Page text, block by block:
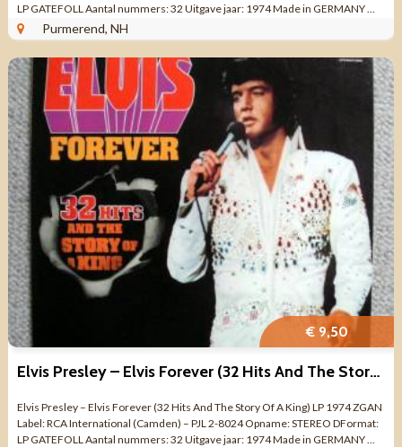
LP GATEFOLL Aantal nummers: 32 Uitgave jaar: 1974 Made in GERMANY ...
Purmerend, NH
€ 9,50
Elvis Presley – Elvis Forever (32 Hits And The Story Of A King)
Elvis Presley – Elvis Forever (32 Hits And The Story Of A King) LP 1974 ZGAN
Label: RCA International (Camden) – PJL 2-8024 Opname: STEREO DFormat:
LP GATEFOLL Aantal nummers: 32 Uitgave jaar: 1974 Made in GERMANY ...